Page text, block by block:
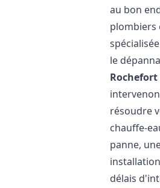
au bon
plombiers
le
Rochefort
résoudre
chauffe-
panne,
délais